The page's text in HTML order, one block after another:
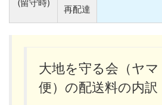
(留守時)
再配達
大地を守る会（ヤ
便）の配送料の内訳